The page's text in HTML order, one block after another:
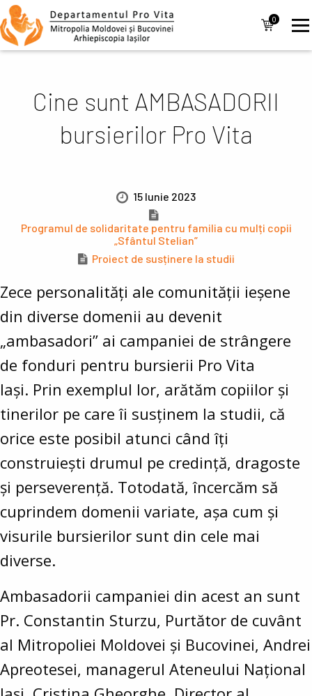
Mergi la conţinutul principal
0
items
Navigare
principală
Cine sunt AMBASADORII
bursierilor Pro Vita
15 Iunie 2023
Programul de solidaritate pentru familia cu mulți copii
„Sfântul Stelian”
Proiect de susținere la studii
Zece personalități ale comunității ieșene
din diverse domenii au devenit
„ambasadori” ai campaniei de strângere
de fonduri pentru bursierii Pro Vita
Iași. Prin exemplul lor, arătăm copiilor și
tinerilor pe care îi susținem la studii, că
orice este posibil atunci când îți
construiești drumul pe credință, dragoste
și perseverență. Totodată, încercăm să
cuprindem domenii variate, așa cum și
visurile bursierilor sunt din cele mai
diverse.
Ambasadorii campaniei din acest an sunt
Pr. Constantin Sturzu, Purtător de cuvânt
al Mitropoliei Moldovei și Bucovinei, Andrei
Apreotesei, managerul Ateneului Național